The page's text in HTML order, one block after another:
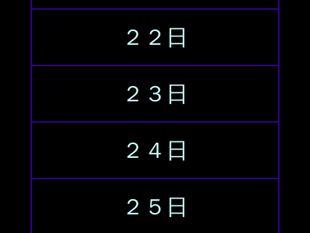
２２日
２３日
２４日
２５日